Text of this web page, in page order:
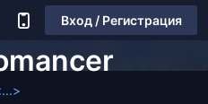
Вход / Регистрация